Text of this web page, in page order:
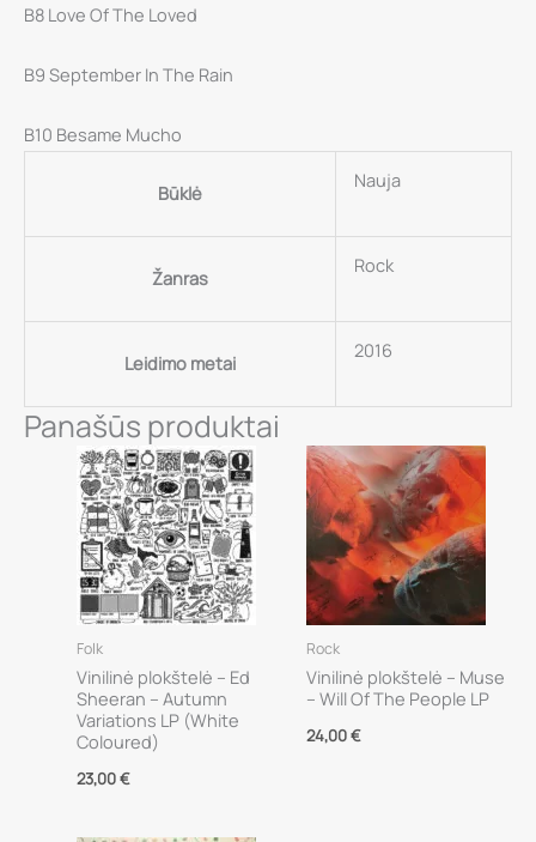
B8 Love Of The Loved
B9 September In The Rain
B10 Besame Mucho
Būklė
Nauja
Žanras
Rock
Leidimo metai
2016
Panašūs produktai
Folk
Vinilinė plokštelė – Ed
Sheeran – Autumn
Variations LP (White
Coloured)
23,00€
Rock
Vinilinė plokštelė – Muse
– Will Of The People LP
24,00€